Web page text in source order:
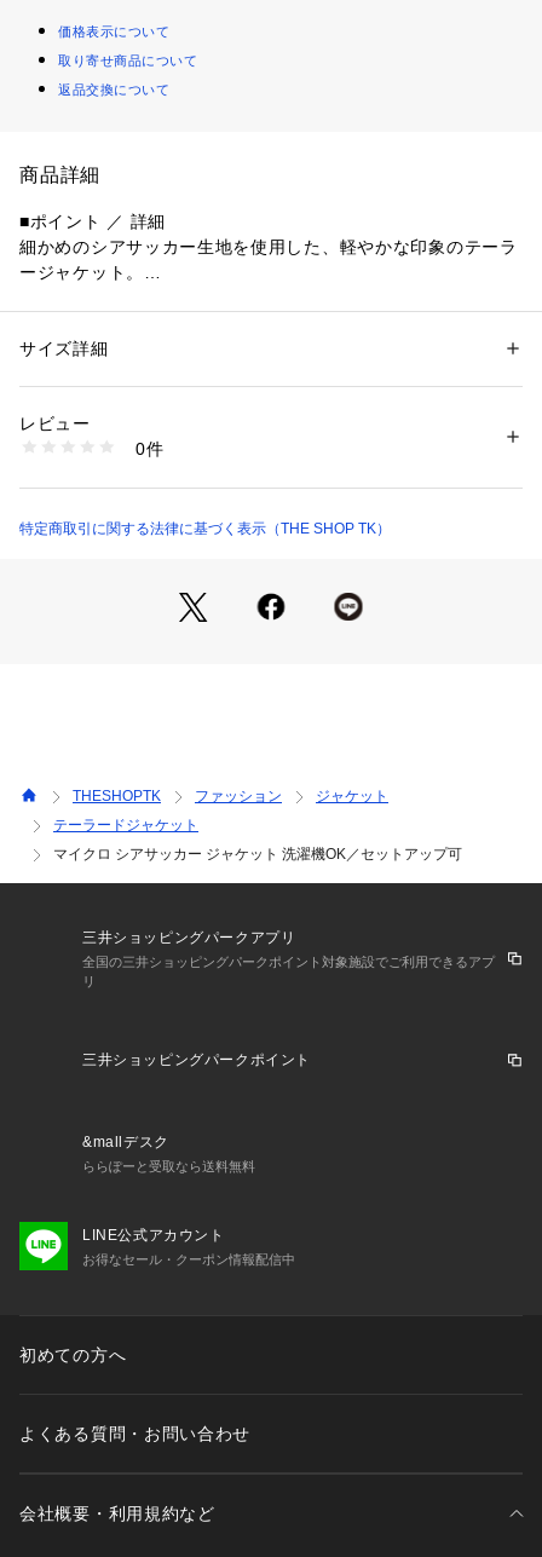
価格表示について
取り寄せ商品について
返品交換について
商品詳細
■ポイント ／ 詳細
細かめのシアサッカー生地を使用した、軽やかな印象のテーラ
ージャケット。
程よくゆとりを持たせたサイズ感で、Tシャツやシャツの上か
るのも魅力です。
オンにもオフにも使える、春夏シーズンの軽羽織として活躍す
■素材 ／ 機能特性
涼感のある着心地を実現しています。
軽量で通気性も良く、汗ばむ季節でも快適。
無地のクルーネックTシャツと合わせたミニマルなきれいめカ
ジュアルスタイルにおすすめ。
細身のテーパードパンツやイージースラックスと組み合わせれ
ば、抜け感のある大人のセットアップ風スタイルも楽しめま
バンドカラーシャツをインナーに合わせれば、程よく上品なビ
ジカジスタイルにも対応。
足元はレザースニーカーやローファーでまとめると、軽さと品
【仕様】
若干製品と画像のカラーが異なる場合もございます。
性別：メンズ
素材：ポリエステル100％
商品番号：
616-45010 （ショップ）
サイズ詳細
レビュー
0件
特定商取引に関する法律に基づく表示（THE SHOP TK）
THESHOPTK ファッション
ジャケット
テーラードジャケット
マイクロ シアサッカー ジャケット 洗濯機OK／セットアップ可
三井ショッピングパークアプリ
全国の三井ショッピングパークポイント対象施設でご利用できるアプ
リ
三井ショッピングパークポイント
&mallデスク
ららぽーと受取なら送料無料
LINE公式アカウント
お得なセール・クーポン情報配信中
初めての方へ
よくある質問・お問い合わせ
会社概要・利用規約など